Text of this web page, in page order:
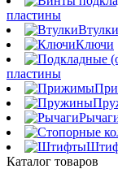
пластины
Втулки
Ключи
пластины
Каталог товаров